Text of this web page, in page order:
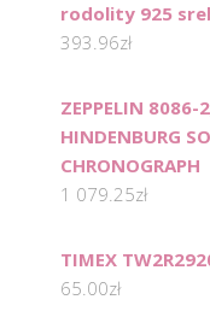
rodolity 925
393.96zł
ZEPPELIN 8086-
HINDENBURG
CHRONOGRAPH
1 079.25zł
TIMEX
65.00zł